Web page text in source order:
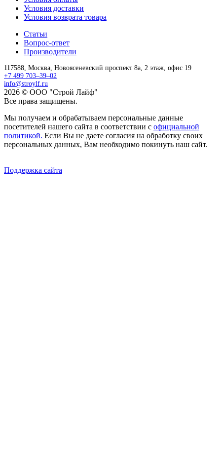
Условия доставки
Условия возврата товара
Статьи
Вопрос-ответ
Производители
117588, Москва, Новоясеневский проспект 8а, 2 этаж, офис 19
+7 499 703–39–02
info@stroylf.ru
2026 © ООО "Строй Лайф"
Все права защищены.
Мы получаем и обрабатываем персональные данные
посетителей нашего сайта в соответствии с официальной
политикой. Если Вы не даете согласия на обработку своих
персональных данных, Вам необходимо покинуть наш сайт.
Поддержка сайта